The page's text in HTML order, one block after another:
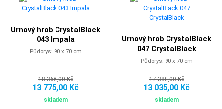
Urnový hrob CrystalBlack
043 Impala
Půdorys: 90 x 70 cm
18 366,00 Kč
13 775,00 Kč
skladem
Urnový hrob CrystalBlack
047 CrystalBlack
Půdorys: 90 x 70 cm
17 380,00 Kč
13 035,00 Kč
skladem